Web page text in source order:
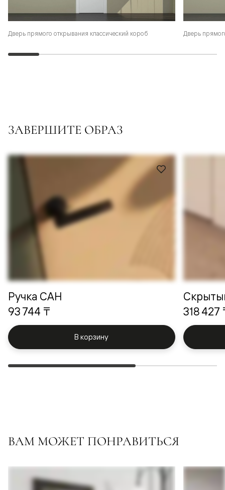
Дверь прямого открывания классический короб Дверь
ЗАВЕРШИТЕ ОБРАЗ
Ручка САН
93 744 ₸
В корзину
318 427
ВАМ МОЖЕТ ПОНРАВИТЬСЯ